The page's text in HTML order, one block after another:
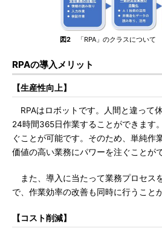
図2 「RPA」のクラスについて
RPAの導入メリット
【生産性向上】
RPAはロボットです。人間と違って
24時間365日作業することができます
ぐことが可能です。そのため、単純作
価値の高い業務にパワーを注ぐことが
また、導入に当たって業務プロセス
で、作業効率の改善も同時に行うこと
【コスト削減】